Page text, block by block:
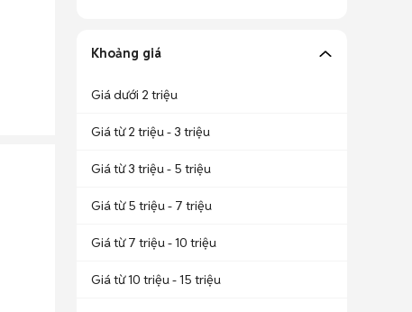
Khoảng giá
Giá dưới 2 triệu
Giá từ 2 triệu - 3 triệu
Giá từ 3 triệu - 5 triệu
Giá từ 5 triệu - 7 triệu
Giá từ 7 triệu - 10 triệu
Giá từ 10 triệu - 15 triệu